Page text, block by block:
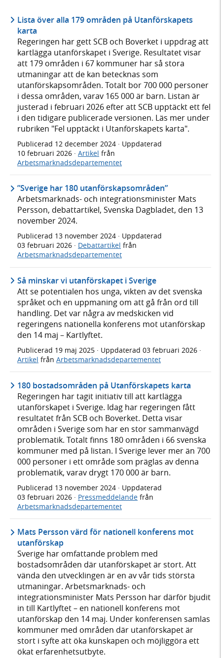
Lista över alla 179 områden på Utanförskapets
karta
Regeringen har gett SCB och Boverket i uppdrag att
kartlägga utanförskapet i Sverige. Resultatet visar
att 179 områden i 67 kommuner har så stora
utmaningar att de kan betecknas som
utanförskapsområden. Totalt bor 700 000 personer
i dessa områden, varav 165 000 är barn. Listan är
justerad i februari 2026 efter att SCB upptäckt ett fel
i den tidigare publicerade versionen. Läs mer under
rubriken "Fel upptäckt i Utanförskapets karta".
Publicerad 12 december 2024 · Uppdaterad
10 februari 2026 · Artikel från
Arbetsmarknadsdepartementet
”Sverige har 180 utanförskapsområden”
Arbetsmarknads- och integrationsminister Mats
Persson, debattartikel, Svenska Dagbladet, den 13
november 2024.
Publicerad 13 november 2024 · Uppdaterad
03 februari 2026 · Debattartikel från
Arbetsmarknadsdepartementet
Så minskar vi utanförskapet i Sverige
Att se potentialen hos unga, vikten av det svenska
språket och en uppmaning om att gå från ord till
handling. Det var några av medskicken vid
regeringens nationella konferens mot utanförskap
den 14 maj – Kartlyftet.
Publicerad 19 maj 2025 · Uppdaterad 03 februari 2026 ·
Artikel från Arbetsmarknadsdepartementet
180 bostadsområden på Utanförskapets karta
Regeringen har tagit initiativ till att kartlägga
utanförskapet i Sverige. Idag har regeringen fått
resultatet från SCB och Boverket. Detta visar
områden i Sverige som har en stor sammanvägd
problematik. Totalt finns 180 områden i 66 svenska
kommuner med på listan. I Sverige lever mer än 700
000 personer i ett område som präglas av denna
problematik, varav drygt 170 000 är barn.
Publicerad 13 november 2024 · Uppdaterad
03 februari 2026 · Pressmeddelande från
Arbetsmarknadsdepartementet
Mats Persson värd för nationell konferens mot
utanförskap
Sverige har omfattande problem med
bostadsområden där utanförskapet är stort. Att
vända den utvecklingen är en av vår tids största
utmaningar. Arbetsmarknads- och
integrationsminister Mats Persson har därför bjudit
in till Kartlyftet – en nationell konferens mot
utanförskap den 14 maj. Under konferensen samlas
kommuner med områden där utanförskapet är
stort i syfte att öka kunskapen och möjliggöra ett
ökat erfarenhetsutbyte.